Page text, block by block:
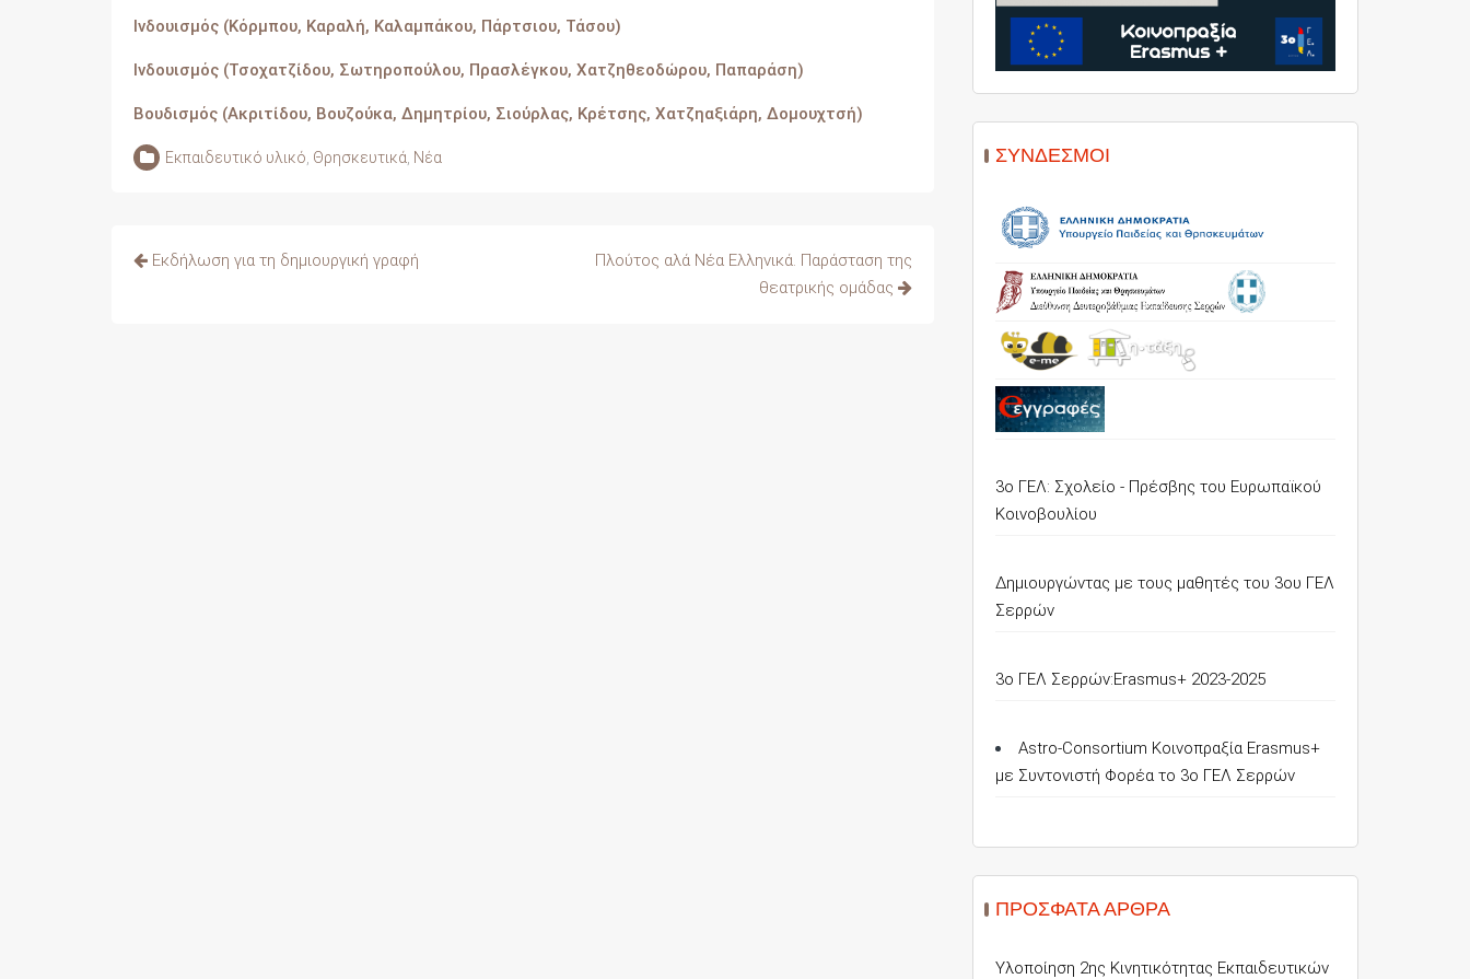
Ινδουισμός (Κόρμπου, Καραλή, Καλαμπάκου, Πάρτσιου, Τάσου)
Ινδουισμός (Τσοχατζίδου, Σωτηροπούλου, Πρασλέγκου, Χατζηθεοδώρου, Παπαράση)
Βουδισμός (Ακριτίδου, Βουζούκα, Δημητρίου, Σιούρλας, Κρέτσης, Χατζηαξιάρη, Δομουχτσή)
Εκπαιδευτικό υλικό Θρησκευτικά Νέα
Πλοήγηση
Εκδήλωση για τη δημιουργική γραφή
Πλούτος αλά Νέα Ελληνικά. Παράσταση της
θεατρικής ομάδας
ΣΎΝΔΕΣΜΟΙ
3ο ΓΕΛ: Σχολείο - Πρέσβης του Ευρωπαϊκού
Κοινοβουλίου
Δημιουργώντας με τους μαθητές του 3ου ΓΕΛ
Σερρών
3o ΓΕΛ Σερρών:Erasmus+ 2023-2025
Astro-Consortium Κοινοπραξία Erasmus+
με Συντονιστή Φορέα το 3ο ΓΕΛ Σερρών
ΠΡΌΣΦΑΤΑ ΆΡΘΡΑ
Υλοποίηση 2ης Κινητικότητας Εκπαιδευτικών